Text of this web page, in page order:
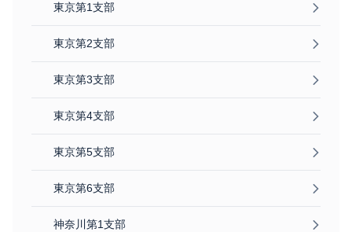
東京第1支部
東京第2支部
東京第3支部
東京第4支部
東京第5支部
東京第6支部
神奈川第1支部